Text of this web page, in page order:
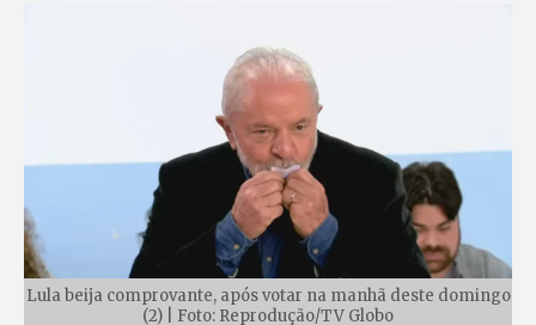
Lula beija comprovante, após votar na manhã deste domingo
(2) | Foto: Reprodução/TV Globo